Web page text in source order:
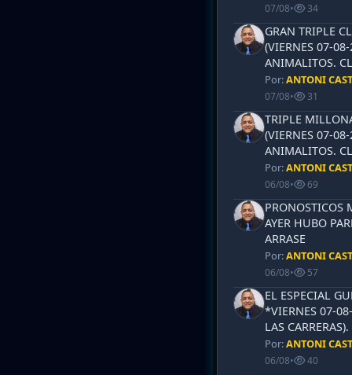
07/08• 34
GRAN TRIPLE
(VIERNES 07-
ANIMALITOS.
Por:ANTONI
07/08• 31
TRIPLE
(VIERNES 07-
ANIMALITOS.
Por:ANTONI
06/08• 69
PRONOSTICOS
AYER HUBO
ARRASE
Por:ANTONI
06/08• 57
EL ESPECIAL
*VIERNES 07-
LAS
Por:ANTONI
06/08• 40